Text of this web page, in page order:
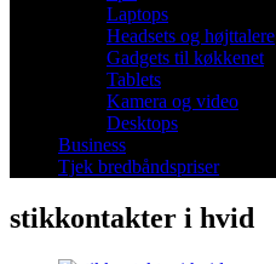
Laptops
Headsets og højttalere
Gadgets til køkkenet
Tablets
Kamera og video
Desktops
Business
Tjek bredbåndspriser
stikkontakter i hvid